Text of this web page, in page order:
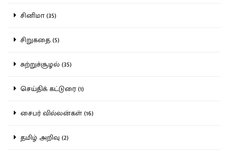
சினிமா (35)
சிறுகதை (5)
சுற்றுச்சூழல் (35)
செய்திக் கட்டுரை (1)
சைபர் வில்லன்கள் (16)
தமிழ் அறிவு (2)